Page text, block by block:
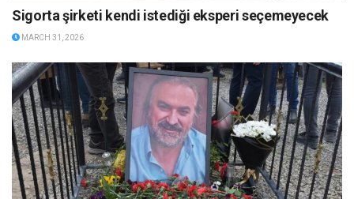
Sigorta şirketi kendi istediği eksperi seçemeyecek
MARCH 31, 2026